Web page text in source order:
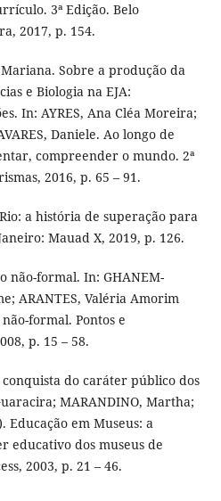
3ª Edição. Belo
2017, p. 154.
Mariana. Sobre a produção da
e Biologia na EJA:
In: AYRES, Ana Cléa Moreira;
Daniele. Ao longo de
compreender o mundo. 2ª
2016, p. 65 – 91.
a história de superação para
Mauad X, 2019, p. 126.
não-formal. In: GHANEM-
ARANTES, Valéria Amorim
formal. Pontos e
p. 15 – 58.
do caráter público dos
MARANDINO, Martha;
Educação em Museus: a
educativo dos museus de
2003, p. 21 – 46.